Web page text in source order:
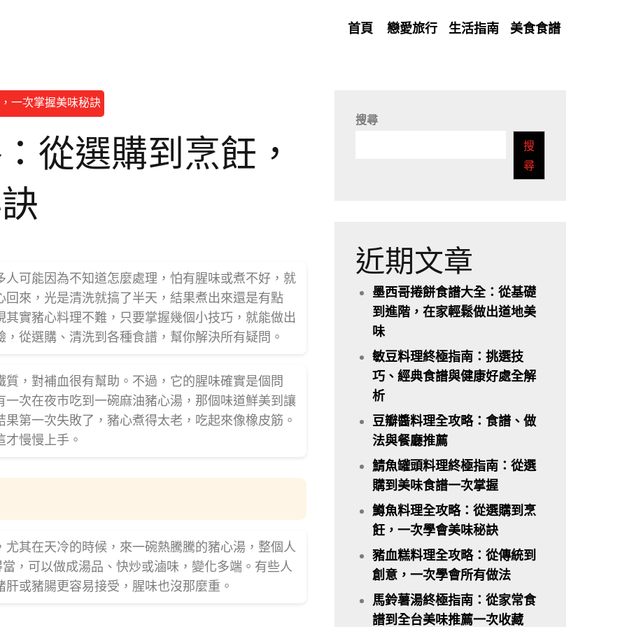
首頁 戀愛旅行 生活指南 美食食譜
一次掌握美味秘訣
從選購到烹飪，
可能因為不知道怎麼處理，怕有腥味或煮不好，就
來，光是清洗就搞了半天，結果煮出來還是有點
實豬心料理不難，只要掌握幾個小技巧，就能做出
從選購、清洗到各種食譜，幫你解決所有疑問。
，對補血很有幫助。不過，它的腥味確實是個問
次在夜市吃到一碗麻油豬心湯，那個味道鮮美到讓
第一次失敗了，豬心煮得太老，吃起來像橡皮筋。
慢慢上手。
其在天冷的時候，來一碗熱騰騰的豬心湯，整個人
，可以做成湯品、快炒或滷味，變化多端。有些人
或豬腸更容易接受，腥味也沒那麼重。
搜尋
搜
尋
近期文章
墨西哥捲餅食譜大全：從基礎
到進階，在家輕鬆做出道地美
味
敏豆料理終極指南：挑選技
巧、經典食譜與健康好處全解
析
豆瓣醬料理全攻略：食譜、做
法與餐廳推薦
鯖魚罐頭料理終極指南：從選
購到美味食譜一次掌握
鱒魚料理全攻略：從選購到烹
飪，一次學會美味秘訣
豬血糕料理全攻略：從傳統到
創意，一次學會所有做法
馬鈴薯湯終極指南：從家常食
譜到全台美味推薦一次收藏